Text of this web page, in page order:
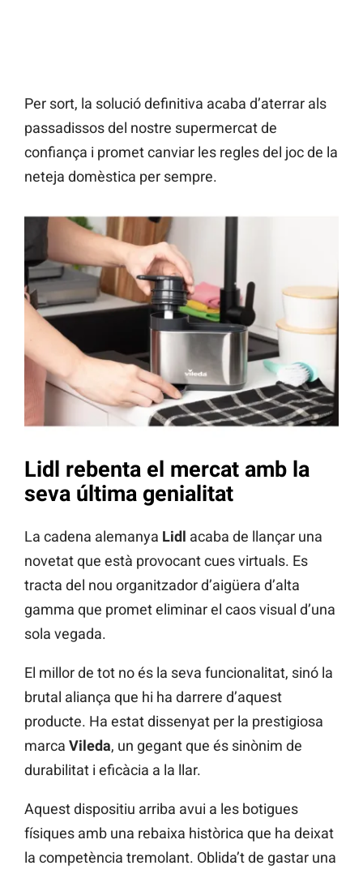
Per sort, la solució definitiva acaba d’aterrar als
passadissos del nostre supermercat de
confiança i promet canviar les regles del joc de la
neteja domèstica per sempre.
Lidl rebenta el mercat amb la
seva última genialitat
La cadena alemanya Lidl acaba de llançar una
novetat que està provocant cues virtuals. Es
tracta del nou organitzador d’aigüera d’alta
gamma que promet eliminar el caos visual d’una
sola vegada.
El millor de tot no és la seva funcionalitat, sinó la
brutal aliança que hi ha darrere d’aquest
producte. Ha estat dissenyat per la prestigiosa
marca Vileda, un gegant que és sinònim de
durabilitat i eficàcia a la llar.
Aquest dispositiu arriba avui a les botigues
físiques amb una rebaixa històrica que ha deixat
la competència tremolant. Oblida’t de gastar una